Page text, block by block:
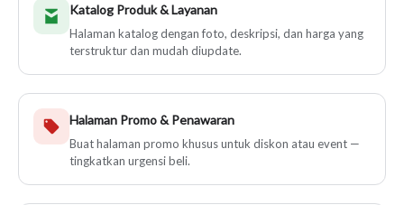
Katalog Produk & Layanan
Halaman katalog dengan foto, deskripsi, dan harga yang
terstruktur dan mudah diupdate.
Halaman Promo & Penawaran
Buat halaman promo khusus untuk diskon atau event —
tingkatkan urgensi beli.